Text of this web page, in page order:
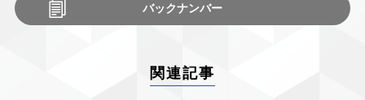
バックナンバー
関連記事